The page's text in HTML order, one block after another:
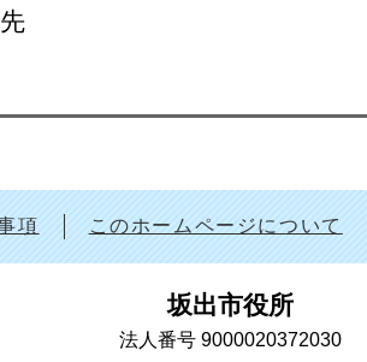
項 このホームページについて
坂出市役所
法人番号 9000020372030